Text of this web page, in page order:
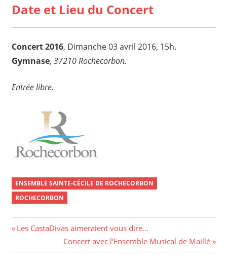
Date et Lieu du Concert
Concert 2016, Dimanche 03 avril 2016, 15h.
Gymnase, 37210 Rochecorbon.
Entrée libre.
ENSEMBLE SAINTE-CÉCILE DE ROCHECORBON
ROCHECORBON
Navigation
de
Previous
Les CastaDivas aimeraient vous dire…
Next
Post:
Concert avec l’Ensemble Musical de Maillé